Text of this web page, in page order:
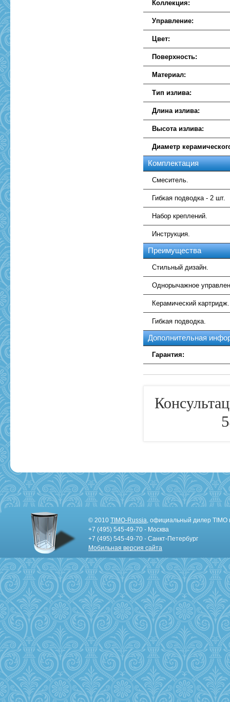
Коллекция:
Управление:
Цвет:
Поверхность:
Материал:
Тип излива:
Длина излива:
Высота излива:
Диаметр
Комплектация
Смеситель.
Гибкая подводка - 2 шт.
Набор креплений.
Инструкция.
Преимущества
Стильный дизайн.
Однорычажное
Керамический картридж.
Гибкая подводка.
Дополнительная
Гарантия:
© 2010 TIMO-Russia, официальный дилер TIMO
+7 (495) 545-49-70 - Москва
+7 (495) 545-49-70 - Санкт-Петербург
Мобильная версия сайта